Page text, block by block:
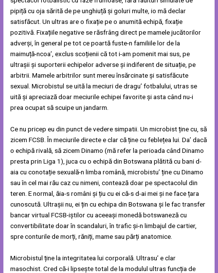
pipiță cu oja sărită de pe unghiuță și goluri multe, io mă declar
satisfăcut. Un ultras are o fixație pe o anumită echipă, fixație
pozitivă. Fixațiile negative se răsfrâng direct pe mamele jucătorilor
adverși, în general pe tot ce poartă fuste-n familiile lor de la
maimuță-ncoa’, exclus scoțienii că tot i-am pomenit mai sus, pe
ultrașii și suporterii echipelor adverse și indiferent de situație, pe
arbitrii. Mamele arbitrilor sunt mereu însărcinate și satisfăcute
sexual. Microbistul se uită la meciuri de dragu’ fotbalului, utras se
uită și apreciază doar meciurile echipei favorite și asta când nu-i
prea ocupat să scuipe un jandarm.
Ce nu pricep eu din punct de vedere simpatii. Un microbist ține cu, să
zicem FCSB. În meciurile directe e clar că ține cu feblețea lui. Da’ dacă
o echipă rivală, să zicem Dinamo (mă refer la perioada când Dinamo
presta prin Liga 1), juca cu o echipă din Botswana plătită cu bani d-
aia cu conotație sexuală-n limba română, microbistu’ ține cu Dinamo
sau în cel mai rău caz cu nimeni, contează doar pe spectacolul din
teren. E normal, ăia-s români și țiu cu ei că-s d-ai mei și ne face țara
cunoscută. Ultrașii nu, ei țin cu echipa din Botswana și le fac transfer
bancar virtual FCSB-iștilor cu aceeași monedă botswaneză cu
convertibilitate doar în scandaluri, în trafic și-n limbajul de cartier,
spre conturile de morți, răniți, mame sau părți anatomice.
Microbistul ține la integritatea lui corporală. Ultrasu’ e clar
masochist. Cred că-i lipsește total de la modulul ultras funcția de